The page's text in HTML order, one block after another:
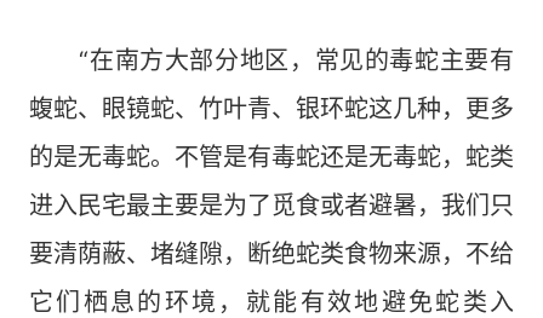
“在南方大部分地区，常见的毒蛇主要有
蝮蛇、眼镜蛇、竹叶青、银环蛇这几种，更多
的是无毒蛇。不管是有毒蛇还是无毒蛇，蛇类
进入民宅最主要是为了觅食或者避暑，我们只
要清荫蔽、堵缝隙，断绝蛇类食物来源，不给
它们栖息的环境，就能有效地避免蛇类入